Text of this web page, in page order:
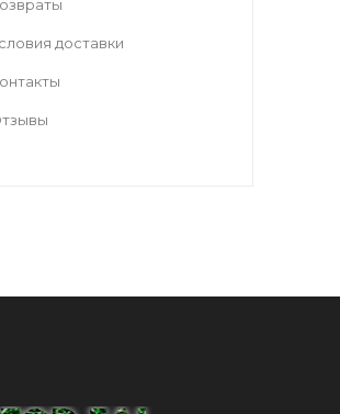
доставки